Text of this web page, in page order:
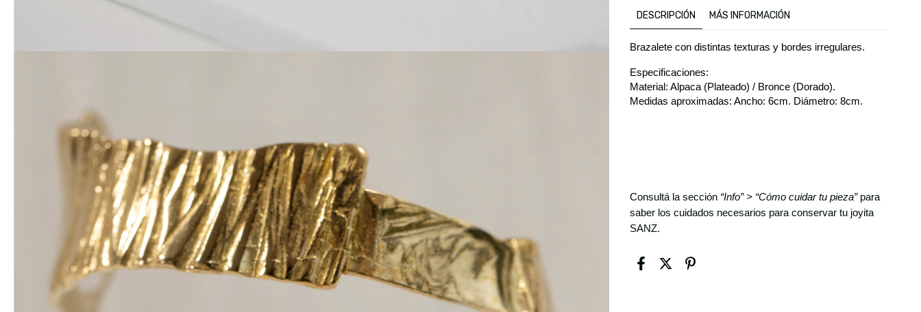
DESCRIPCIÓN MÁS INFORMACIÓN
Brazalete con distintas texturas y bordes irregulares.
Especificaciones:
Material: Alpaca (Plateado) / Bronce (Dorado).
Medidas aproximadas: Ancho: 6cm. Diámetro: 8cm.
Consultá la sección “Info” > “Cómo cuidar tu pieza”para
saber los cuidados necesarios para conservar tu joyita
SANZ.